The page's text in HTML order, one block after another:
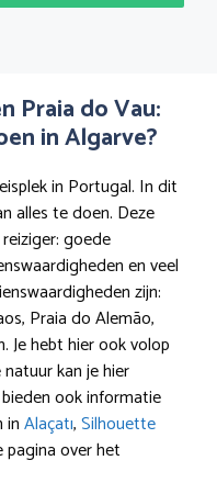
Praia do Vau:
in Algarve?
in Portugal. In dit
alles te doen. Deze
goede
en veel
zijn:
Praia do Alemão,
hebt hier ook volop
kan je hier
ook informatie
inAlaçatı,Silhouette
pagina over het